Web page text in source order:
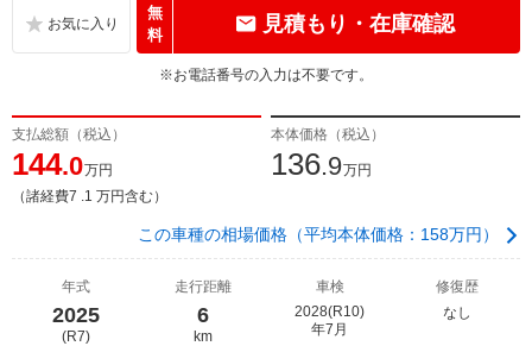
無
料
見積もり・在庫確認
※お電話番号の入力は不要です。
支払総額（税込）
144.0万円
（諸経費7 .1 万円含む）
本体価格（税込）
136.9万円
この車種の相場価格（平均本体価格：158万円）
年式
2025
(R7)
走行距離
6
km
車検
2028(R10)
年7月
修復歴
なし